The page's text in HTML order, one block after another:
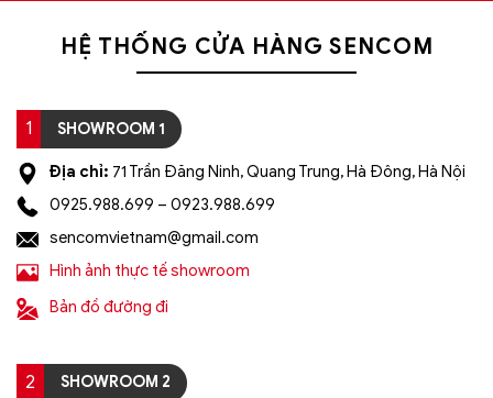
Đèn chùm pha lê cao cấp SC0173-
giá rẻ tốt nhất?
HỆ THỐNG CỬA HÀNG SENCOM
1 SHOWROOM 1
Địa chỉ: 71 Trần Đăng Ninh, Quang Trung, Hà Đông, Hà Nội
0925.988.699 – 0923.988.699
sencomvietnam@gmail.com
Hình ảnh thực tế showroom
Bản đồ đường đi
2 SHOWROOM 2